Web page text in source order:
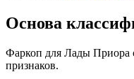
Основа
Фаркоп для Лады Приора
признаков.